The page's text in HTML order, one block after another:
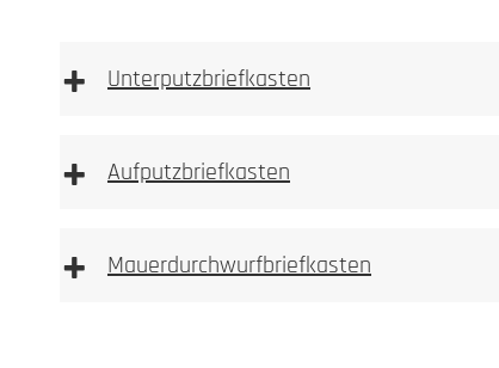
+ Unterputzbriefkasten
+ Aufputzbriefkasten
+ Mauerdurchwurfbriefkasten